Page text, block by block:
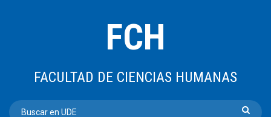
FCH
FACULTAD DE CIENCIAS HUMANAS